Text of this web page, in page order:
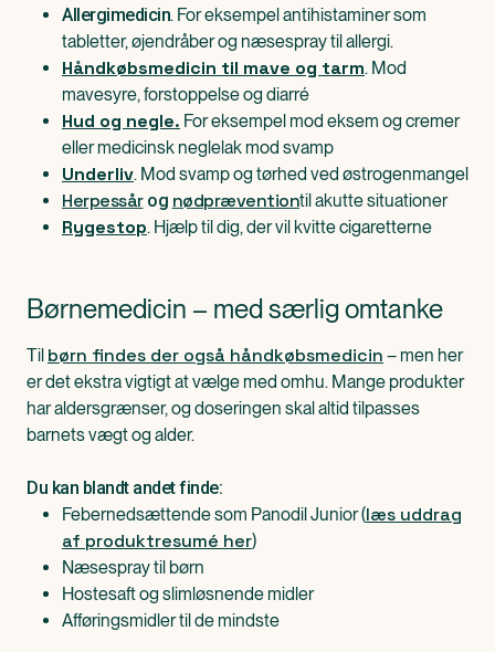
Allergimedicin. For eksempel antihistaminer som
tabletter, øjendråber og næsespray til allergi.
Håndkøbsmedicin til mave og tarm. Mod
mavesyre, forstoppelse og diarré
Hud og negle. For eksempel mod eksem og cremer
eller medicinsk neglelak mod svamp
Underliv. Mod svamp og tørhed ved østrogenmangel
Herpessårog nødpræventiontil akutte situationer
Rygestop. Hjælp til dig, der vil kvitte cigaretterne
Børnemedicin – med særlig omtanke
Til børn findes der også håndkøbsmedicin – men her
er det ekstra vigtigt at vælge med omhu. Mange produkter
har aldersgrænser, og doseringen skal altid tilpasses
barnets vægt og alder.
Du kan blandt andet finde:
Febernedsættende som Panodil Junior (læs uddrag
af produktresumé her)
Næsespray til børn
Hostesaft og slimløsnende midler
Afføringsmidler til de mindste